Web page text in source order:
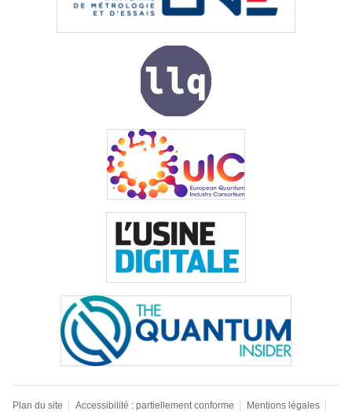
Plan du site Accessibilité : partiellement conforme Mentions légales